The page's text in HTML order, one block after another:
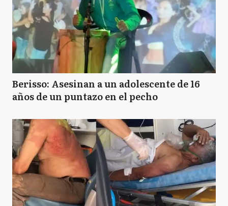
Berisso: Asesinan a un adolescente de 16
años de un puntazo en el pecho